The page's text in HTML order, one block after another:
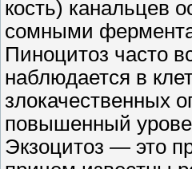
кость) канальцев
сомными
Пиноцитоз часто
наблюдается в
злокачественных
повышенный
Экзоцитоз — это